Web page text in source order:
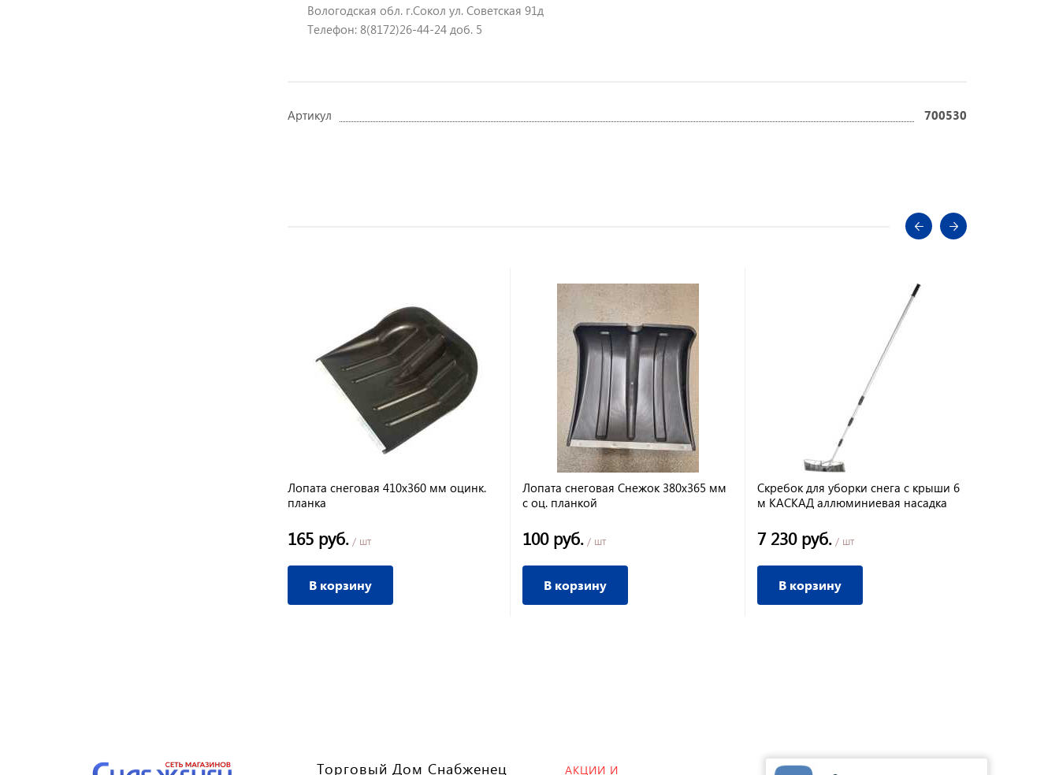
Вологодская обл. г.Сокол ул. Советская 91д
Телефон: 8(8172)26-44-24 доб. 5
Артикул 700530
Лопата снеговая 410х360 мм оцинк.
планка
165 руб. / шт
В корзину
Лопата снеговая Снежок 380х365 мм
с оц. планкой
100 руб. / шт
В корзину
Скребок для уборки снега с крыши 6
м КАСКАД аллюминиевая насадка
7 230 руб. / шт
В корзину
Торговый Дом Снабженец АКЦИИ И